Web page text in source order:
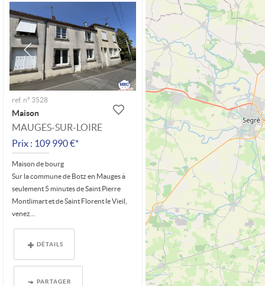
ref. n° 3528
Maison
MAUGES-SUR-LOIRE
Prix : 109 990 €*
Maison de bourg
Sur la commune de Botz en Mauges à
seulement 5 minutes de Saint Pierre
Montlimart et de Saint Florent le Vieil,
venez...
DÉTAILS
PARTAGER